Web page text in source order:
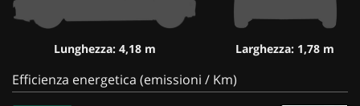
Lunghezza: 4,18 m Larghezza: 1,78 m
Efficienza energetica (emissioni / Km)